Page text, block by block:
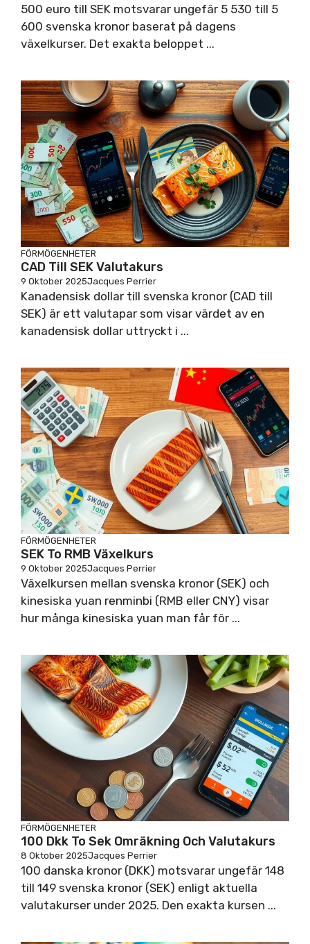
500 euro till SEK motsvarar ungefär 5 530 till 5
600 svenska kronor baserat på dagens
växelkurser. Det exakta beloppet ...
FÖRMÖGENHETER
CAD Till SEK Valutakurs
9 Oktober 2025Jacques Perrier
Kanadensisk dollar till svenska kronor (CAD till
SEK) är ett valutapar som visar värdet av en
kanadensisk dollar uttryckt i ...
FÖRMÖGENHETER
SEK To RMB Växelkurs
9 Oktober 2025Jacques Perrier
Växelkursen mellan svenska kronor (SEK) och
kinesiska yuan renminbi (RMB eller CNY) visar
hur många kinesiska yuan man får för ...
FÖRMÖGENHETER
100 Dkk To Sek Omräkning Och Valutakurs
8 Oktober 2025Jacques Perrier
100 danska kronor (DKK) motsvarar ungefär 148
till 149 svenska kronor (SEK) enligt aktuella
valutakurser under 2025. Den exakta kursen ...